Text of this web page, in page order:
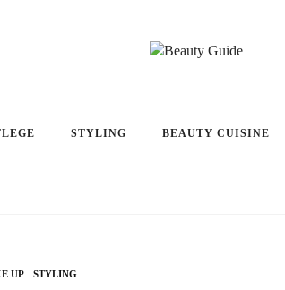
STYLING BEAUTY CUISINE
UP STYLING